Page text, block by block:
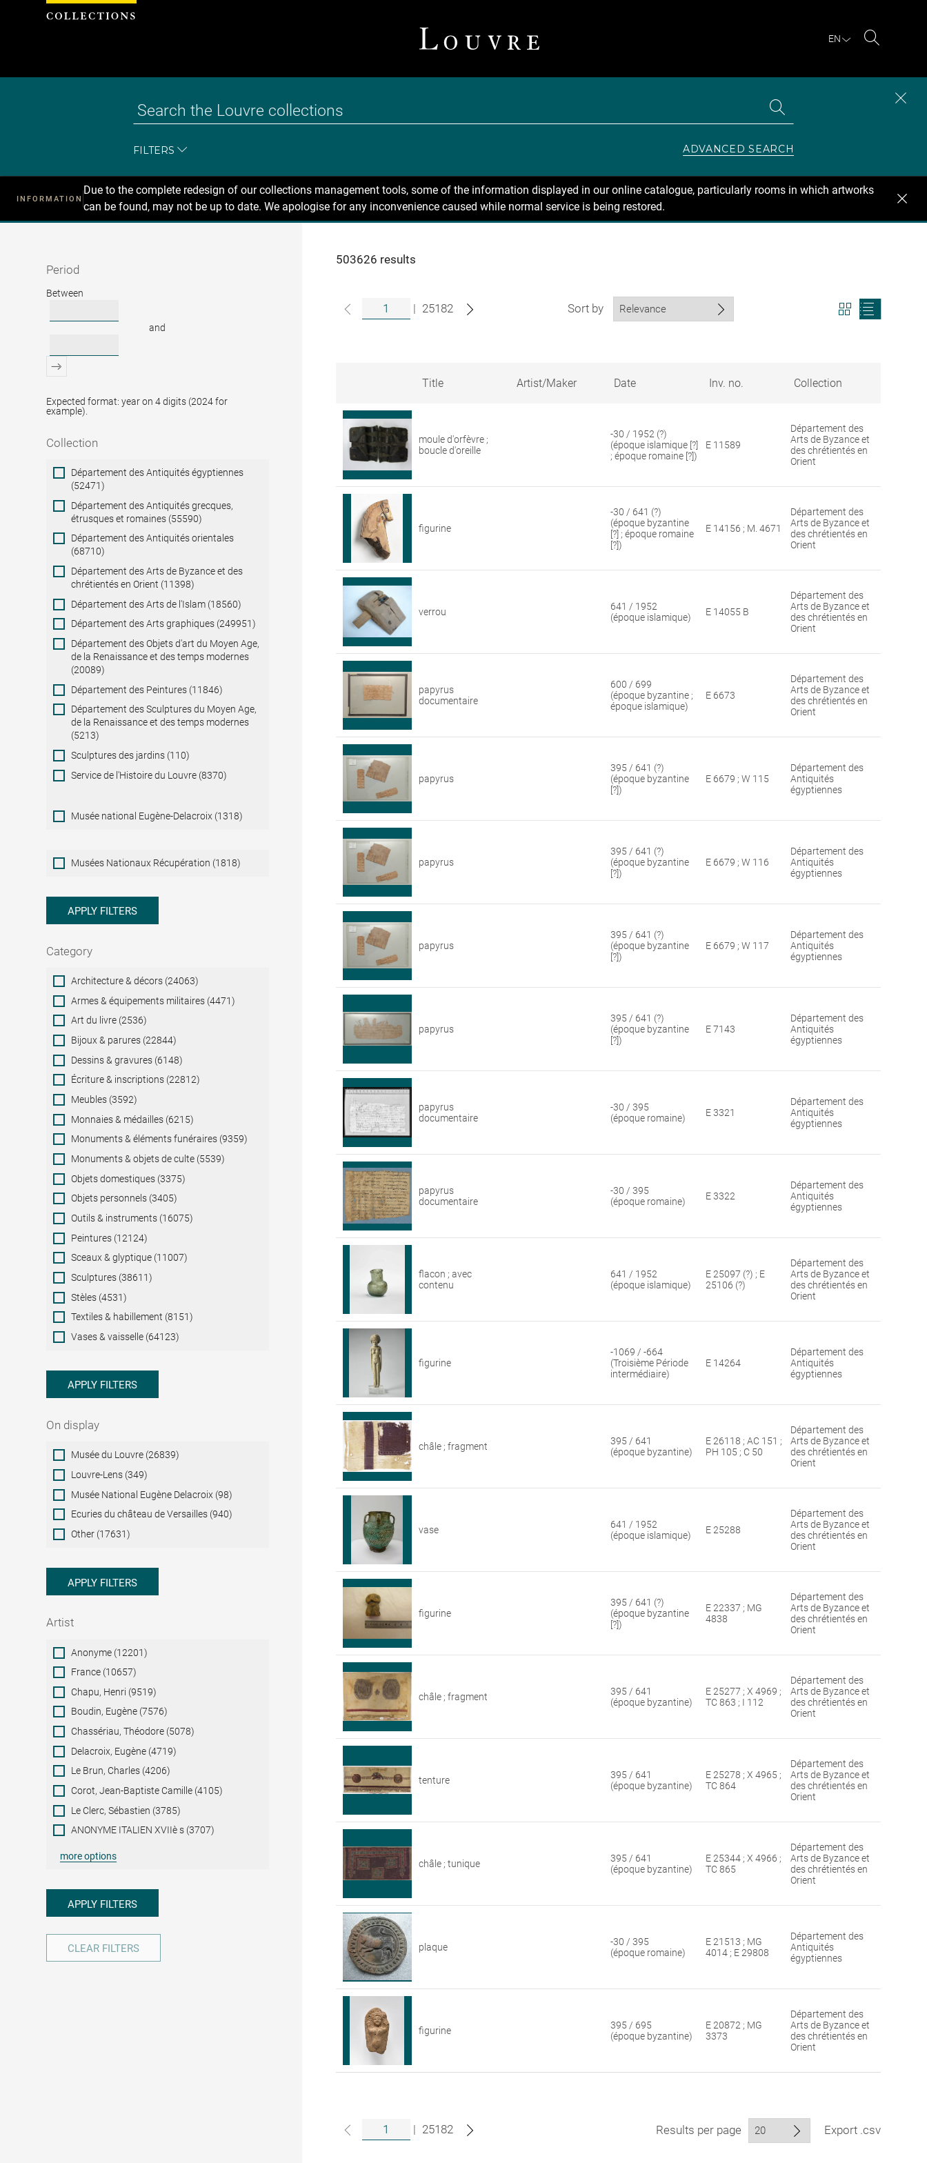
EN
FILTERS ADVANCED SEARCH
INFORMATION
Due to the complete redesign of our collections management tools, some of the information displayed in our online catalogue, particularly rooms in which artworks
can be found, may not be up to date. We apologise for any inconvenience caused while normal service is being restored.
Recherche
Period
Period
Between
and
Expected format: year on 4 digits (2024 for
example).
Collection
Collection
Département des Antiquités égyptiennes
(52471)
Département des Antiquités grecques,
étrusques et romaines (55590)
Département des Antiquités orientales
(68710)
Département des Arts de Byzance et des
chrétientés en Orient (11398)
Département des Arts de l'Islam (18560)
Département des Arts graphiques (249951)
Département des Objets d'art du Moyen Age,
de la Renaissance et des temps modernes
(20089)
Département des Peintures (11846)
Département des Sculptures du Moyen Age,
de la Renaissance et des temps modernes
(5213)
Sculptures des jardins (110)
Service de l'Histoire du Louvre (8370)
Musée national Eugène-Delacroix (1318)
Musées
Nationaux
Musées Nationaux Récupération (1818)
APPLY FILTERS
Category
Category
Architecture & décors (24063)
Armes & équipements militaires (4471)
Art du livre (2536)
Bijoux & parures (22844)
Dessins & gravures (6148)
Écriture & inscriptions (22812)
Meubles (3592)
Monnaies & médailles (6215)
Monuments & éléments funéraires (9359)
Monuments & objets de culte (5539)
Objets domestiques (3375)
Objets personnels (3405)
Outils & instruments (16075)
Peintures (12124)
Sceaux & glyptique (11007)
Sculptures (38611)
Stèles (4531)
Textiles & habillement (8151)
Vases & vaisselle (64123)
APPLY FILTERS
On display
On
display
Musée du Louvre (26839)
Louvre-Lens (349)
Musée National Eugène Delacroix (98)
Ecuries du château de Versailles (940)
Other (17631)
APPLY FILTERS
Artist
ArtistAnonyme (12201)
France (10657)
Chapu, Henri (9519)
Boudin, Eugène (7576)
Chassériau, Théodore (5078)
Delacroix, Eugène (4719)
Le Brun, Charles (4206)
Corot, Jean-Baptiste Camille (4105)
Le Clerc, Sébastien (3785)
ANONYME ITALIEN XVIIè s (3707)
more options
APPLY FILTERS
CLEAR FILTERS
503626 results
| 25182 Sort by
View
search
View
Search
results
for
artworks
Louvre
collections
Title Artist/Maker Date Inv. no. Collection
moule d'orfèvre ;
boucle d'oreille
-30 / 1952 (?)
(époque islamique [?]
; époque romaine [?])
E 11589
Département des
Arts de Byzance et
des chrétientés en
Orient
figurine
-30 / 641 (?)
(époque byzantine
[?] ; époque romaine
[?])
E 14156 ; M. 4671
Département des
Arts de Byzance et
des chrétientés en
Orient
verrou
641 / 1952
(époque islamique)
E 14055 B
Département des
Arts de Byzance et
des chrétientés en
Orient
papyrus
documentaire
600 / 699
(époque byzantine ;
époque islamique)
E 6673
Département des
Arts de Byzance et
des chrétientés en
Orient
papyrus
395 / 641 (?)
(époque byzantine
[?])
E 6679 ; W 115
Département des
Antiquités
égyptiennes
papyrus
395 / 641 (?)
(époque byzantine
[?])
E 6679 ; W 116
Département des
Antiquités
égyptiennes
papyrus
395 / 641 (?)
(époque byzantine
[?])
E 6679 ; W 117
Département des
Antiquités
égyptiennes
papyrus
395 / 641 (?)
(époque byzantine
[?])
E 7143
Département des
Antiquités
égyptiennes
papyrus
documentaire
-30 / 395
(époque romaine)
E 3321
Département des
Antiquités
égyptiennes
papyrus
documentaire
-30 / 395
(époque romaine)
E 3322
Département des
Antiquités
égyptiennes
flacon ; avec
contenu
641 / 1952
(époque islamique)
E 25097 (?) ; E
25106 (?)
Département des
Arts de Byzance et
des chrétientés en
Orient
figurine
-1069 / -664
(Troisième Période
intermédiaire)
E 14264
Département des
Antiquités
égyptiennes
châle ; fragment
395 / 641
(époque byzantine)
E 26118 ; AC 151 ;
PH 105 ; C 50
Département des
Arts de Byzance et
des chrétientés en
Orient
vase
641 / 1952
(époque islamique)
E 25288
Département des
Arts de Byzance et
des chrétientés en
Orient
figurine
395 / 641 (?)
(époque byzantine
[?])
E 22337 ; MG
4838
Département des
Arts de Byzance et
des chrétientés en
Orient
châle ; fragment
395 / 641
(époque byzantine)
E 25277 ; X 4969 ;
TC 863 ; I 112
Département des
Arts de Byzance et
des chrétientés en
Orient
tenture
395 / 641
(époque byzantine)
E 25278 ; X 4965 ;
TC 864
Département des
Arts de Byzance et
des chrétientés en
Orient
châle ; tunique
395 / 641
(époque byzantine)
E 25344 ; X 4966 ;
TC 865
Département des
Arts de Byzance et
des chrétientés en
Orient
plaque
-30 / 395
(époque romaine)
E 21513 ; MG
4014 ; E 29808
Département des
Antiquités
égyptiennes
figurine
395 / 695
(époque byzantine)
E 20872 ; MG
3373
Département des
Arts de Byzance et
des chrétientés en
Orient
| 25182 Results per page Export .csv
Cookies management panel